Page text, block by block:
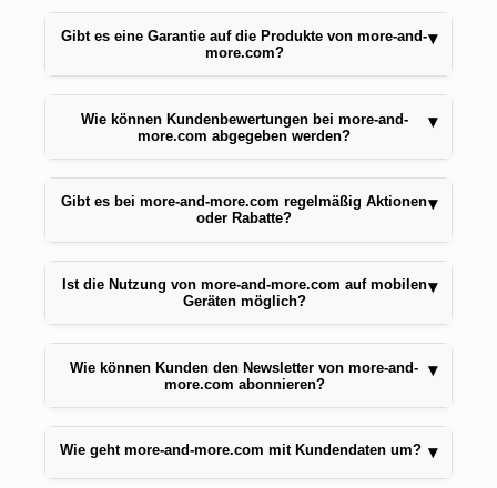
Gibt es eine Garantie auf die Produkte von more-and-
more.com?
▾
Wie können Kundenbewertungen bei more-and-
more.com abgegeben werden?
▾
Gibt es bei more-and-more.com regelmäßig Aktionen
oder Rabatte?
▾
Ist die Nutzung von more-and-more.com auf mobilen
Geräten möglich?
▾
Wie können Kunden den Newsletter von more-and-
more.com abonnieren?
▾
Wie geht more-and-more.com mit Kundendaten um? ▾